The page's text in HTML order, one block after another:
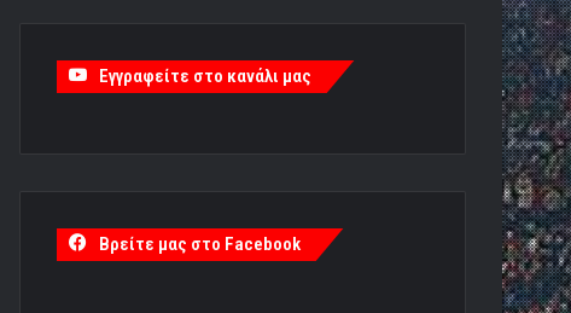
Εγγραφείτε στο κανάλι μας
Βρείτε μας στο Facebook